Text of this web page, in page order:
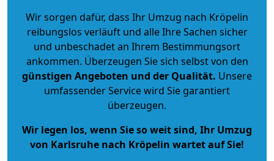
Wir sorgen dafür, dass Ihr Umzug nach Kröpelin
reibungslos verläuft und alle Ihre Sachen sicher
und unbeschadet an Ihrem Bestimmungsort
ankommen. Überzeugen Sie sich selbst von den
günstigen Angeboten und der Qualität. Unsere
umfassender Service wird Sie garantiert
überzeugen.
Wir legen los, wenn Sie so weit sind, Ihr Umzug
von Karlsruhe nach Kröpelin wartet auf Sie!